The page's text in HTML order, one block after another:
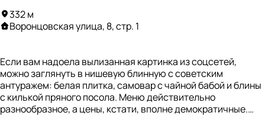
Некоторые стараются провернуть обмен на невыгодных
условиях, поэтому стоит сохранять бдительность.
332 м
Воронцовская улица, 8, стр. 1
Если вам надоела вылизанная картинка из соцсетей,
можно заглянуть в нишевую блинную с советским
антуражем: белая плитка, самовар с чайной бабой и блины
с килькой пряного посола. Меню действительно
разнообразное, а цены, кстати, вполне демократичные.